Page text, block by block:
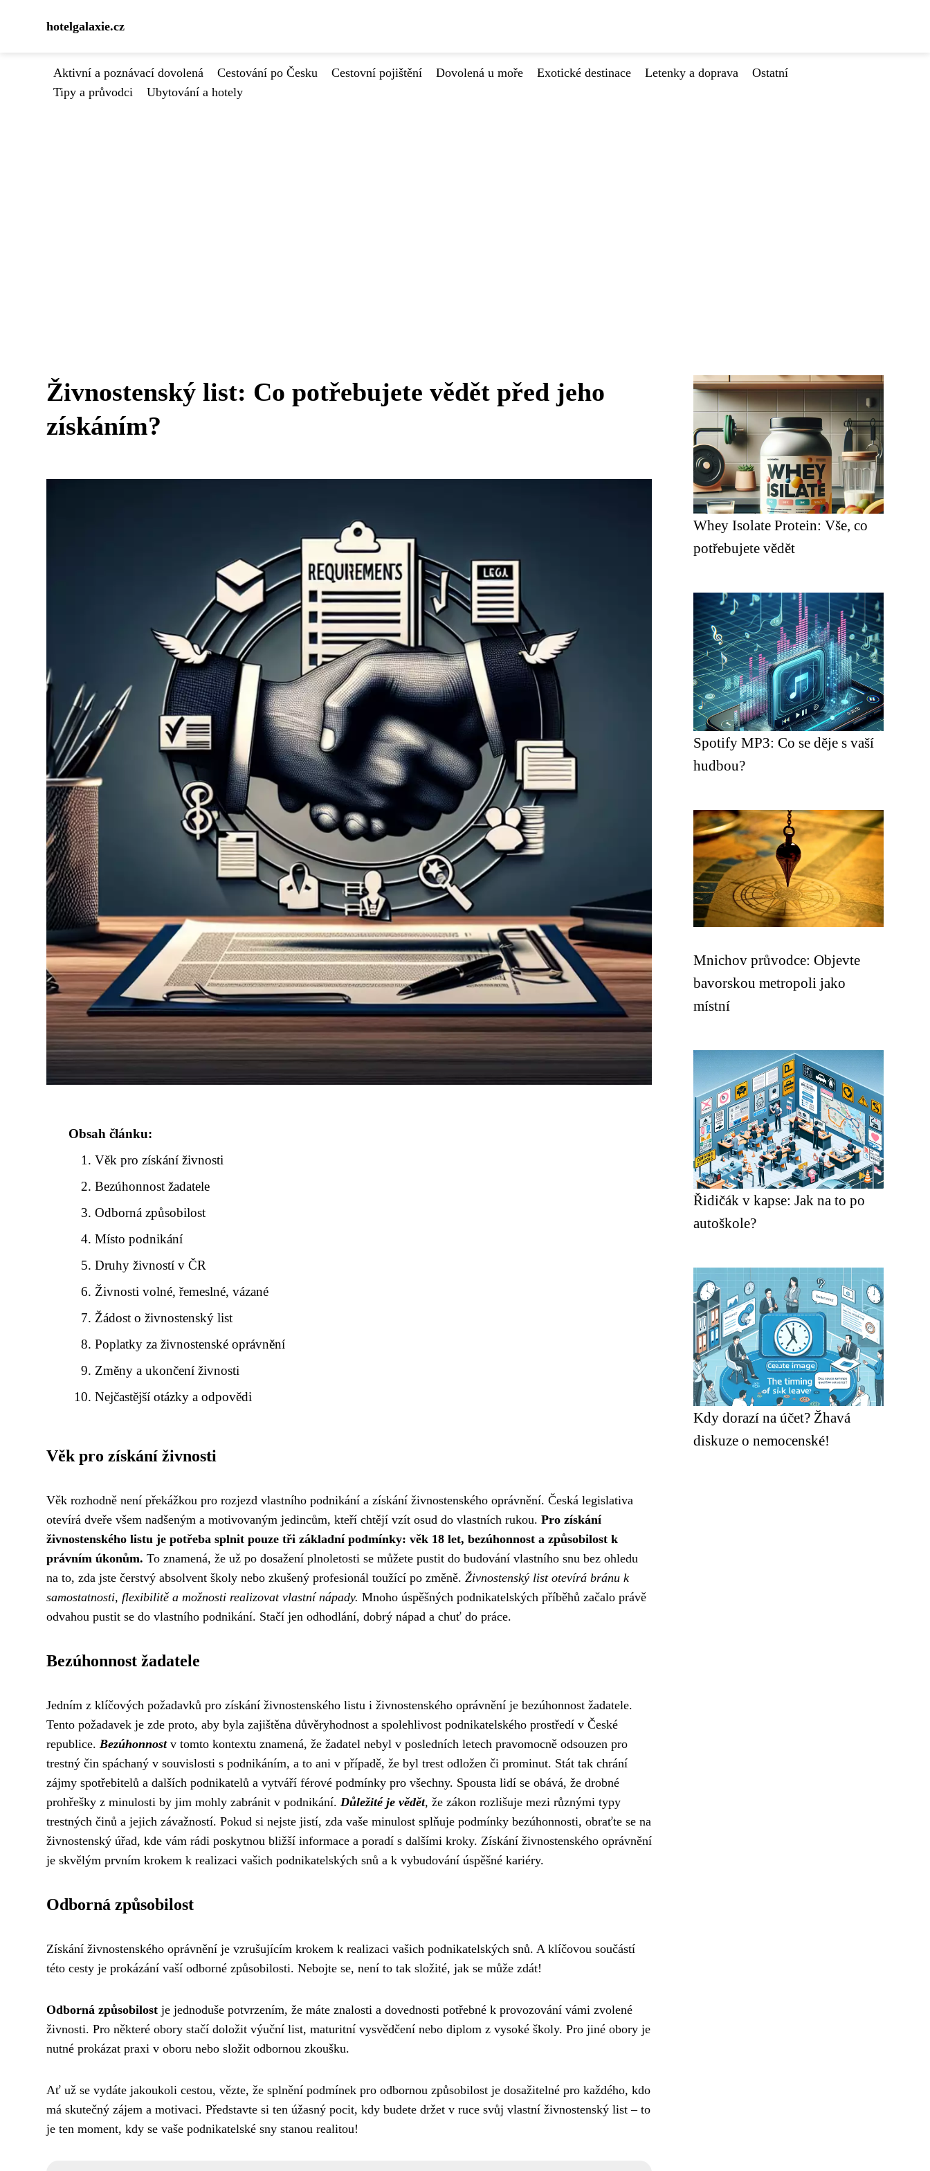
hotelgalaxie.cz
Aktivní a poznávací dovolená Cestování po Česku Cestovní pojištění Dovolená u moře Exotické destinace Letenky a doprava
Ostatní
Tipy a průvodci
Ubytování a hotely
Živnostenský list: Co potřebujete vědět před jeho
získáním?
Obsah článku:
Věk pro získání živnosti
Bezúhonnost žadatele
Odborná způsobilost
Místo podnikání
Druhy živností v ČR
Živnosti volné, řemeslné, vázané
Žádost o živnostenský list
Poplatky za živnostenské oprávnění
Změny a ukončení živnosti
Nejčastější otázky a odpovědi
Věk pro získání živnosti
Věk rozhodně není překážkou pro rozjezd vlastního podnikání a získání živnostenského oprávnění. Česká legislativa
otevírá dveře všem nadšeným a motivovaným jedincům, kteří chtějí vzít osud do vlastních rukou. Pro získání
živnostenského listu je potřeba splnit pouze tři základní podmínky: věk 18 let, bezúhonnost a způsobilost k
právním úkonům. To znamená, že už po dosažení plnoletosti se můžete pustit do budování vlastního snu bez ohledu
na to, zda jste čerstvý absolvent školy nebo zkušený profesionál toužící po změně. Živnostenský list otevírá bránu k
samostatnosti, flexibilitě a možnosti realizovat vlastní nápady. Mnoho úspěšných podnikatelských příběhů začalo právě
odvahou pustit se do vlastního podnikání. Stačí jen odhodlání, dobrý nápad a chuť do práce.
Bezúhonnost žadatele
Jedním z klíčových požadavků pro získání živnostenského listu i živnostenského oprávnění je bezúhonnost žadatele.
Tento požadavek je zde proto, aby byla zajištěna důvěryhodnost a spolehlivost podnikatelského prostředí v České
republice. Bezúhonnostv tomto kontextu znamená, že žadatel nebyl v posledních letech pravomocně odsouzen pro
trestný čin spáchaný v souvislosti s podnikáním, a to ani v případě, že byl trest odložen či prominut. Stát tak chrání
zájmy spotřebitelů a dalších podnikatelů a vytváří férové podmínky pro všechny. Spousta lidí se obává, že drobné
prohřešky z minulosti by jim mohly zabránit v podnikání. Důležité je vědět, že zákon rozlišuje mezi různými typy
trestných činů a jejich závažností. Pokud si nejste jistí, zda vaše minulost splňuje podmínky bezúhonnosti, obraťte se na
živnostenský úřad, kde vám rádi poskytnou bližší informace a poradí s dalšími kroky. Získání živnostenského oprávnění
je skvělým prvním krokem k realizaci vašich podnikatelských snů a k vybudování úspěšné kariéry.
Odborná způsobilost
Získání živnostenského oprávnění je vzrušujícím krokem k realizaci vašich podnikatelských snů. A klíčovou součástí
této cesty je prokázání vaší odborné způsobilosti. Nebojte se, není to tak složité, jak se může zdát!
Odborná způsobilost je jednoduše potvrzením, že máte znalosti a dovednosti potřebné k provozování vámi zvolené
živnosti. Pro některé obory stačí doložit výuční list, maturitní vysvědčení nebo diplom z vysoké školy. Pro jiné obory je
nutné prokázat praxi v oboru nebo složit odbornou zkoušku.
Ať už se vydáte jakoukoli cestou, vězte, že splnění podmínek pro odbornou způsobilost je dosažitelné pro každého, kdo
má skutečný zájem a motivaci. Představte si ten úžasný pocit, kdy budete držet v ruce svůj vlastní živnostenský list – to
je ten moment, kdy se vaše podnikatelské sny stanou realitou!
Whey Isolate Protein: Vše, co
potřebujete vědět
Spotify MP3: Co se děje s vaší
hudbou?
Mnichov průvodce: Objevte
bavorskou metropoli jako
místní
Řidičák v kapse: Jak na to po
autoškole?
Kdy dorazí na účet? Žhavá
diskuze o nemocenské!